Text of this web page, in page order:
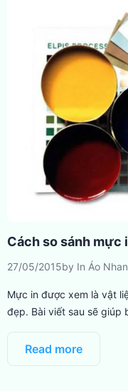
Cách so sánh mực
27/05/2015by In Áo
Mực in được xem là vật
đẹp. Bài viết sau sẽ giúp
Read more